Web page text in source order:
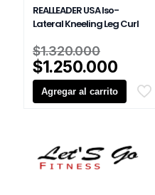
REALLEADER USA Iso-
Lateral Kneeling Leg Curl
$1.320.000
precio
original
era:
$1.250.000
precio
actual
Agregar al carrito